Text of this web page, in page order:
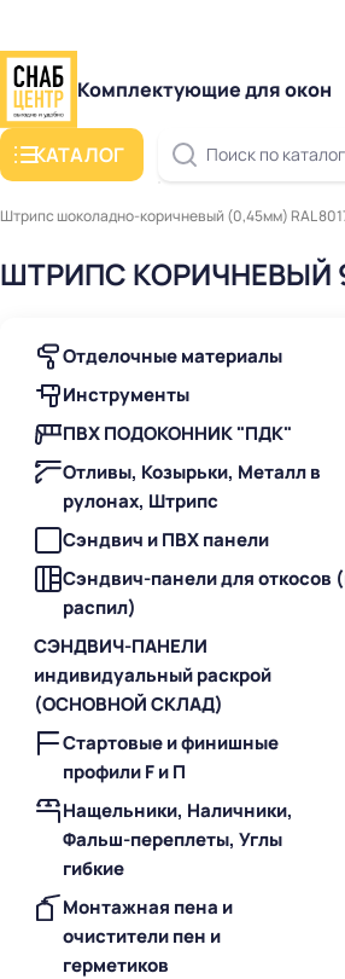
Комплектующие для окон
КАТАЛОГ Поиск по
Штрипс шоколадно-коричневый (0,45мм) RAL
ШТРИПС КОРИЧНЕВЫЙ
Отделочные материалы
Инструменты
ПВХ ПОДОКОННИК "ПДК"
Отливы, Козырьки, Металл в
рулонах, Штрипс
Сэндвич и ПВХ панели
Сэндвич-панели для откосов
распил)
СЭНДВИЧ-ПАНЕЛИ
индивидуальный раскрой
(ОСНОВНОЙ СКЛАД)
Стартовые и финишные
профили F и П
Нащельники, Наличники,
Фальш-переплеты, Углы
гибкие
Монтажная пена и
очистители пен и
герметиков